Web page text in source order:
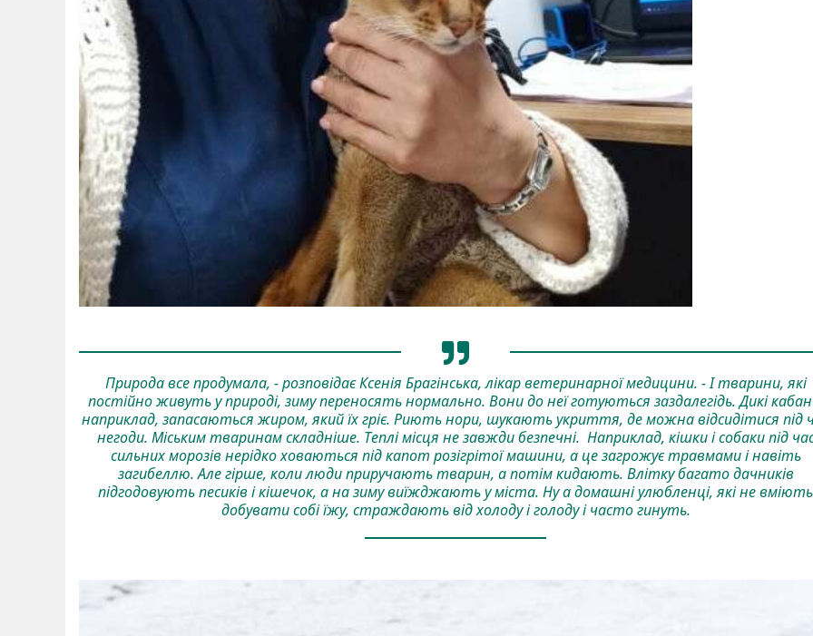
Природа все продумала, - розповідає Ксенія Брагінська, лікар ветеринарної медицини. - І тварини, які
постійно живуть у природі, зиму переносять нормально. Вони до неї готуються заздалегідь. Дикі
наприклад, запасаються жиром, який їх гріє. Риють нори, шукають укриття, де можна відсидітися під
негоди. Міським тваринам складніше. Теплі місця не завжди безпечні. Наприклад, кішки і собаки під
сильних морозів нерідко ховаються під капот розігрітої машини, а це загрожує травмами і навіть
загибеллю. Але гірше, коли люди приручають тварин, а потім кидають. Влітку багато дачників
підгодовують песиків і кішечок, а на зиму виїжджають у міста. Ну а домашні улюбленці, які не вміють
добувати собі їжу, страждають від холоду і голоду і часто гинуть.